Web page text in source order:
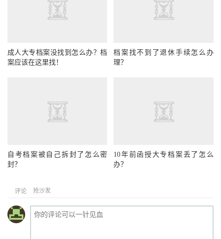
成人大专档案没找到怎么办？档
案应该在这里找！
档案找不到了退休手续怎么办
理？
自考档案被自己拆封了怎么密
封？
10年前函授大专档案丢了怎么
办？
评论 抢沙发